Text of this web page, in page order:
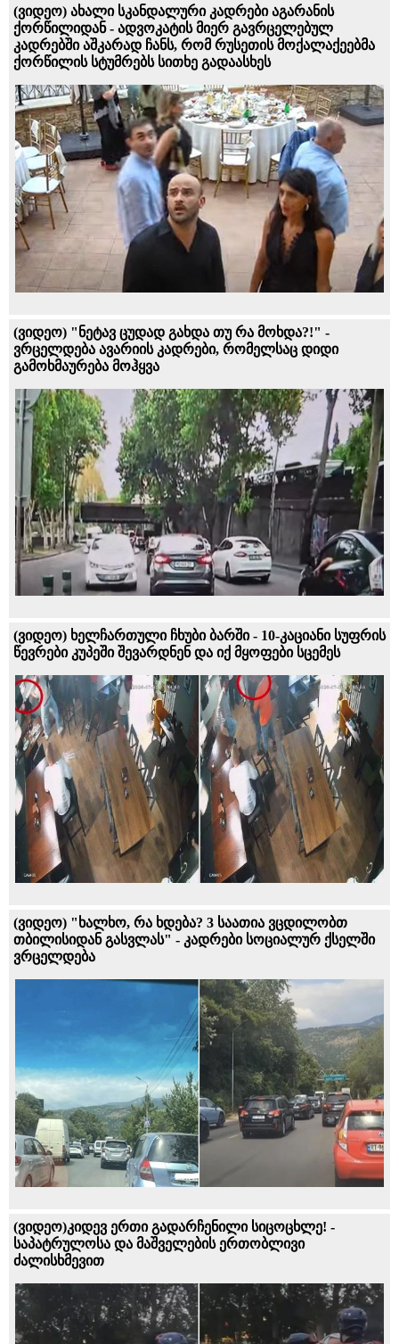
(ვიდეო) ახალი სკანდალური კადრები აგარანის
ქორწილიდან - ადვოკატის მიერ გავრცელებულ
კადრებში აშკარად ჩანს, რომ რუსეთის მოქალაქეებმა
ქორწილის სტუმრებს სითხე გადაასხეს
(ვიდეო) "ნეტავ ცუდად გახდა თუ რა მოხდა?!" -
ვრცელდება ავარიის კადრები, რომელსაც დიდი
გამოხმაურება მოჰყვა
(ვიდეო) ხელჩართული ჩხუბი ბარში - 10-კაციანი სუფრის
წევრები კუპეში შევარდნენ და იქ მყოფები სცემეს
(ვიდეო) "ხალხო, რა ხდება? 3 საათია ვცდილობთ
თბილისიდან გასვლას" - კადრები სოციალურ ქსელში
ვრცელდება
(ვიდეო)კიდევ ერთი გადარჩენილი სიცოცხლე! -
საპატრულოსა და მაშველების ერთობლივი
ძალისხმევით